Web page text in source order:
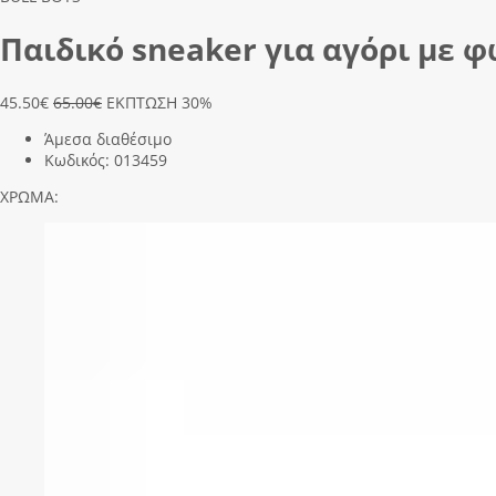
Παιδικό sneaker για αγόρι με
45.50€ 65.00€ ΕΚΠΤΩΣΗ 30%
Άμεσα διαθέσιμο
Κωδικός: 013459
ΧΡΩΜΑ: